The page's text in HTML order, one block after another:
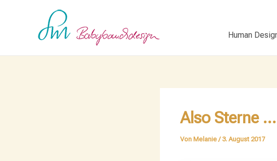
Human
Also Sterne …
Von Melanie/ 3. August 2017